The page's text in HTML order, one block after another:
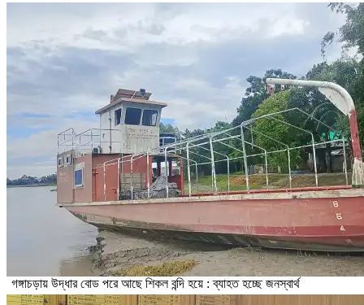
গঙ্গাচড়ায় উদ্ধার বোড পরে আছে শিকল বন্দি হয়ে : ব্যাহত হচ্ছে জনস্বার্থ